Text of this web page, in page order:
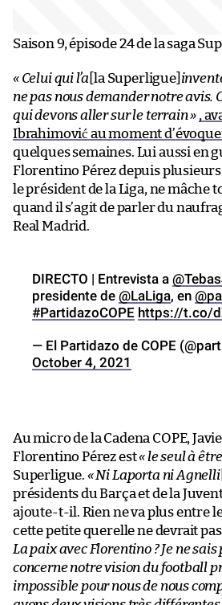
Saison 9, épisode 24 de la saga
« Celui qui l’a [la Superligue]
ne pas nous demander notre avis.
qui devons aller sur le terrain » ,
Ibrahimović au moment
quelques semaines. Lui aussi en
Florentino Pérez depuis plusieurs
le président de la Liga, ne mâche
quand il s’agit de parler du
Real Madrid.
DIRECTO | Entrevista a
presidente de @LaLiga, en
#PartidazoCOPE https://t.co/
— El Partidazo de COPE
October 4, 2021
Au micro de la Cadena COPE,
Florentino Pérez est« le seul à
Superligue. « Ni Laporta ni Agnelli
présidents du Barça et de la
ajoute-t-il. Rien ne va plus entre
cette petite querelle ne devrait
La paix avec Florentino ? Je ne sais
concerne notre vision du football
impossible pour nous de nous